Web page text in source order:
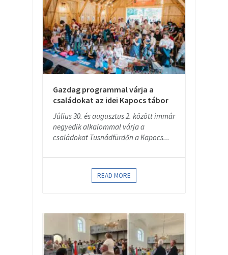
Gazdag programmal várja a
családokat az idei Kapocs tábor
Július 30. és augusztus 2. között immár
negyedik alkalommal várja a
családokat Tusnádfürdőn a Kapocs...
READ MORE